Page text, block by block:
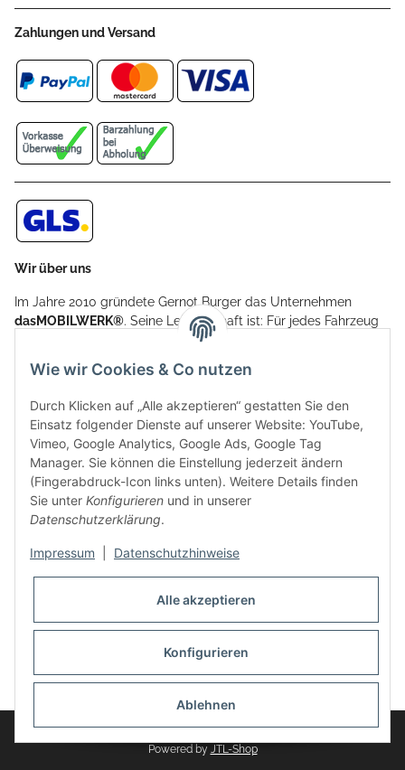
Zahlungen und Versand
Wir über uns
Im Jahre 2010 gründete Gernot Burger das Unternehmen
dasMOBILWERK®. Seine Leidenschaft ist: Für jedes Fahrzeug
ein Car Cover anzubieten - passgenau und individuell.
weitere Produkte, wie Reifenschuhe, Hardtopständer hinzu.
sind mit hochwertigen Techniken und Materialien gefertigt.
dasMOBILWERK® ist seit der Gründung ein
Familienunternehmen, welches sich seit 2010 auf
Wachstumskurs befindet. Hier haben Sie zu den üblichen
Geschäftszeiten immer einen persönlichen Ansprechpartner,
sofern Sie Fragen rund um die Produkte von dasMOBILWERK
* Alle Preise inkl. gesetzlicher USt., zzgl.Versand
Powered by JTL-Shop
Wie wir Cookies & Co nutzen
Durch Klicken auf „Alle akzeptieren“ gestatten Sie den
Einsatz folgender Dienste auf unserer Website: YouTube,
Vimeo, Google Analytics, Google Ads, Google Tag
Manager. Sie können die Einstellung jederzeit ändern
(Fingerabdruck-Icon links unten). Weitere Details finden
Sie unter Konfigurieren und in unserer
Datenschutzerklärung.
Impressum Datenschutzhinweise
Alle akzeptieren
Konfigurieren
Ablehnen